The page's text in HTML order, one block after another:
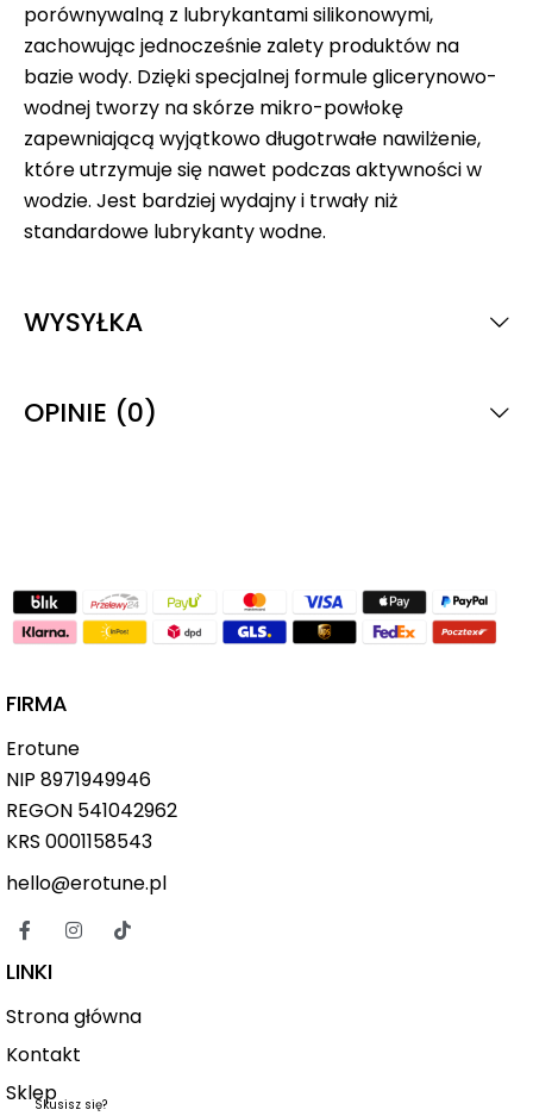
porównywalną z lubrykantami silikonowymi,
zachowując jednocześnie zalety produktów na
bazie wody. Dzięki specjalnej formule glicerynowo-
wodnej tworzy na skórze mikro-powłokę
zapewniającą wyjątkowo długotrwałe nawilżenie,
które utrzymuje się nawet podczas aktywności w
wodzie. Jest bardziej wydajny i trwały niż
standardowe lubrykanty wodne.
WYSYŁKA
OPINIE (0)
FIRMA
Erotune
NIP 8971949946
REGON 541042962
KRS 0001158543
hello@erotune.pl
LINKI
Strona główna
Kontakt
SklepSkusisz się?